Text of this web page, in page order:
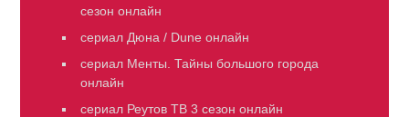
сезон онлайн
сериал Дюна / Dune онлайн
сериал Менты. Тайны большого города
онлайн
сериал Реутов ТВ 3 сезон онлайн